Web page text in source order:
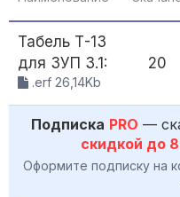
Табель Т-13
для ЗУП 3.1:
.erf 26,14Kb
20
Подписка PRO —
скидкой до
Оформите подписку на